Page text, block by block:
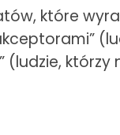
które
(ludzie,